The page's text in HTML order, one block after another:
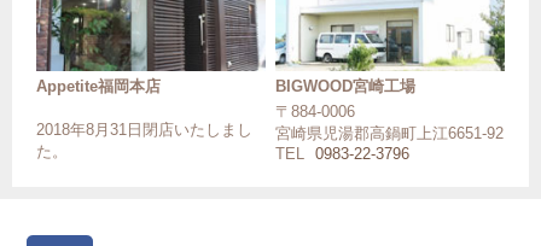
Appetite福岡本店
2018年8月31日閉店いたしまし
た。
BIGWOOD宮崎工場
〒884-0006
宮崎県児湯郡高鍋町上江6651-92
TEL
0983-22-3796